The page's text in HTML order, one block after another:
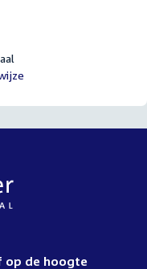
op de hoogte